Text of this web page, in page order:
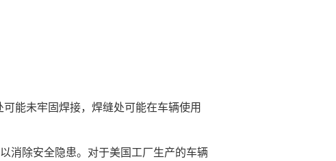
能未牢固焊接，焊缝处可能在车辆使用
消除安全隐患。对于美国工厂生产的车辆